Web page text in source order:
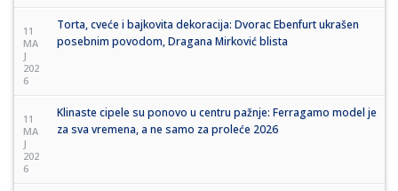
11
MA
J
202
6
Torta, cveće i bajkovita dekoracija: Dvorac Ebenfurt ukrašen
posebnim povodom, Dragana Mirković blista
11
MA
J
202
6
Klinaste cipele su ponovo u centru pažnje: Ferragamo model je
za sva vremena, a ne samo za proleće 2026